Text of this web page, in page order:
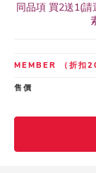
同品項 買2送1(
MEMBER （折扣
售價